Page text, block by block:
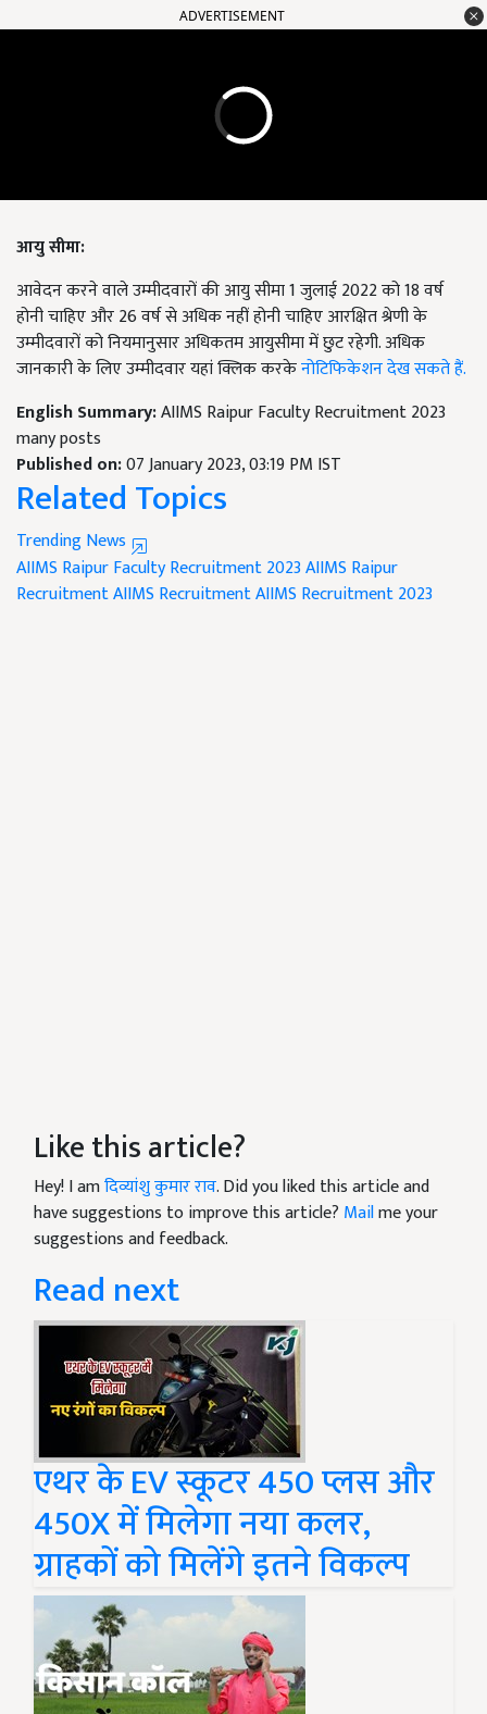
ADVERTISEMENT
आयु सीमा:
आवेदन करने वाले उम्मीदवारों की आयु सीमा 1 जुलाई 2022 को 18 वर्ष
होनी चाहिए और 26 वर्ष से अधिक नहीं होनी चाहिए आरक्षित श्रेणी के
उम्मीदवारों को नियमानुसार अधिकतम आयुसीमा में छुट रहेगी. अधिक
जानकारी के लिए उम्मीदवार यहां क्लिक करकेनोटिफिकेशन देख सकते हैं.
English Summary:AIIMS Raipur Faculty Recruitment 2023
many posts
Published on:07 January 2023, 03:19 PM IST
Related Topics
Trending News
AIIMS Raipur Faculty Recruitment 2023AIIMS Raipur
RecruitmentAIIMS RecruitmentAIIMS Recruitment 2023
Like this article?
Hey! I amदिव्यांशु कुमार राव. Did you liked this article and
have suggestions to improve this article? Mailme your
suggestions and feedback.
Read next
एथर के EV स्कूटर 450 प्लस और
450X में मिलेगा नया कलर,
ग्राहकों को मिलेंगे इतने विकल्प